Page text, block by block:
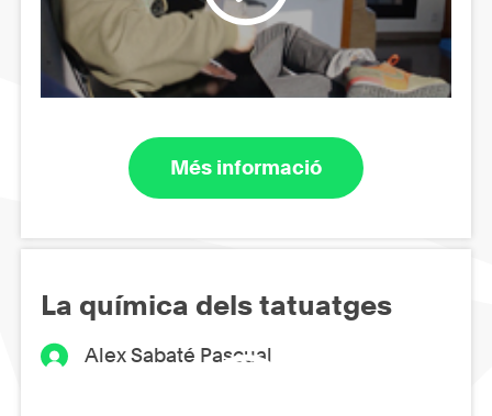
Més informació
La química dels tatuatges
Alex Sabaté Pascual